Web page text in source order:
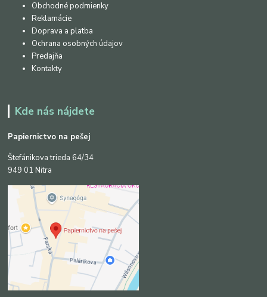
Obchodné podmienky
Reklamácie
Doprava a platba
Ochrana osobných údajov
Predajňa
Kontakty
Kde nás nájdete
Papiernictvo na pešej
Štefánikova trieda 64/34
949 01 Nitra